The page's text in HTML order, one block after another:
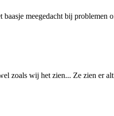
meegedacht bij
zoals wij het zien... Ze zien er